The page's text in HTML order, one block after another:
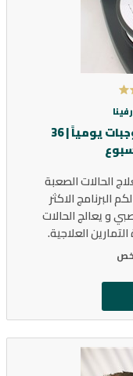
الحد الادنى للاقامة 7 ليالي | 3 وجبات يومياً | 36
الحالات الصعبة
البرنامج الاكثر
و يعالج الحالات
العلاجية.